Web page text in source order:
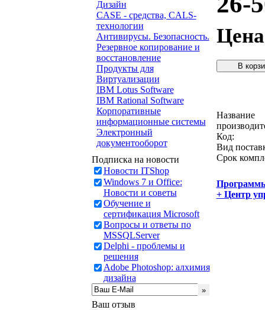
Дизайн
CASE - средства, CALS-
технологии
Антивирусы. Безопасность.
Резервное копирование и
восстановление
Продукты для
Виртуализации
IBM Lotus Software
IBM Rational Software
Корпоративные
информационные системы
Электронный
документооборот
Подписка на новости
Новости ITShop
Windows 7 и Office:
Новости и советы
Обучение и
сертификация Microsoft
Вопросы и ответы по
MSSQLServer
Delphi - проблемы и
решения
Adobe Photoshop: алхимия
дизайна
Ваш отзыв
Название
Код:
Вид
Срок
+ Центр